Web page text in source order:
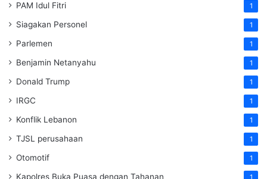
PAM Idul Fitri 1
Siagakan Personel 1
Parlemen 1
Benjamin Netanyahu 1
Donald Trump 1
IRGC 1
Konflik Lebanon 1
TJSL perusahaan 1
Otomotif 1
Kapolres Buka Puasa dengan Tahanan 1